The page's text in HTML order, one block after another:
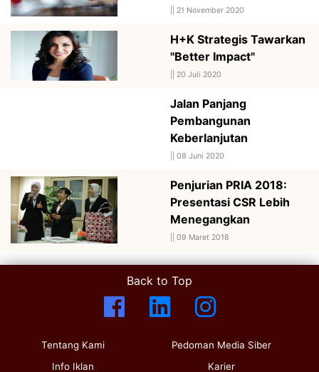
21 November 2020
H+K Strategis Tawarkan
"Better Impact"
20 Juli 2020
Jalan Panjang
Pembangunan
Keberlanjutan
08 Juni 2020
Penjurian PRIA 2018:
Presentasi CSR Lebih
Menegangkan
09 Maret 2018
Back to Top
Tentang Kami
Info Iklan
Pedoman Media Siber
Karier